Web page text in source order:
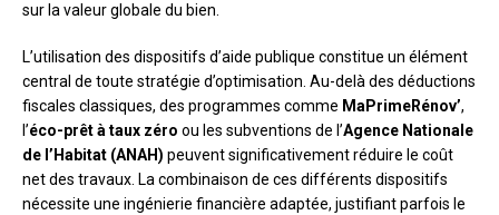
sur la valeur globale du bien.
L’utilisation des dispositifs d’aide publique constitue un élément
central de toute stratégie d’optimisation. Au-delà des déductions
fiscales classiques, des programmes comme MaPrimeRénov’,
l’éco-prêt à taux zéro ou les subventions de l’Agence Nationale
de l’Habitat (ANAH) peuvent significativement réduire le coût
net des travaux. La combinaison de ces différents dispositifs
nécessite une ingénierie financière adaptée, justifiant parfois le